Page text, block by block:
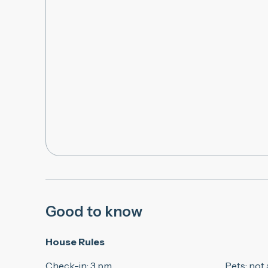
Good to know
House Rules